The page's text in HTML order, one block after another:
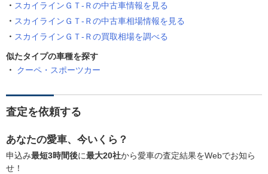
スカイラインＧＴ‐Ｒの中古車情報を見る
スカイラインＧＴ‐Ｒの中古車相場情報を見る
スカイラインＧＴ‐Ｒの買取相場を調べる
似たタイプの車種を探す
クーペ・スポーツカー
査定を依頼する
あなたの愛車、今いくら？
申込み最短3時間後に最大20社から愛車の査定結果をWebでお知ら
せ！